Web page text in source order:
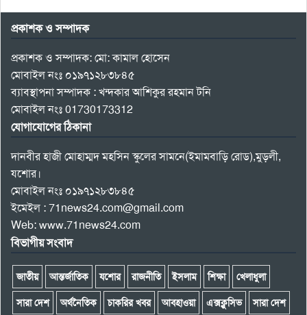
প্রকাশক ও সম্পাদক
প্রকাশক ও সম্পাদক: মো: কামাল হোসেন
মোবাইল নংঃ ০১৯৭১২৮৩৮৪৫
ব্যাবস্থাপনা সম্পাদক : খন্দকার আশিকুর রহমান টনি
মোবাইল নংঃ 01730173312
যোগাযোগের ঠিকানা
দানবীর হাজী মোহাম্মদ মহসিন স্কুলের সামনে(ইমামবাড়ি রোড),মুড়লী,
যশোর।
মোবাইল নংঃ ০১৯৭১২৮৩৮৪৫
ইমেইল : 71news24.com@gmail.com
Web: www.71news24.com
বিভাগীয় সংবাদ
জাতীয় আন্তর্জাতিক যশোর রাজনীতি ইসলাম শিক্ষা খেলাধুলা
সারা দেশ অর্থনৈতিক চাকরির খবর আবহাওয়া এক্সক্লুসিভ সারা দেশ